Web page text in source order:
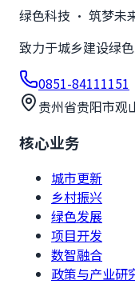
绿色科技 · 筑梦未
致力于城乡建设绿
0851-84111151
贵州省贵阳市观
核心业务
城市更新
乡村振兴
绿色发展
项目开发
数智融合
政策与产业研